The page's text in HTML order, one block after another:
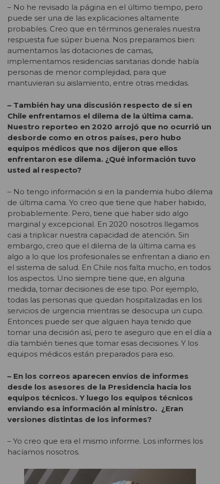
– No he revisado la página en el último tiempo, pero
puede ser una de las explicaciones altamente
probables. Creo que en términos generales nuestra
respuesta fue súper buena. Nos preparamos bien:
aumentamos las dotaciones de camas,
implementamos residencias sanitarias donde había
personas de menor complejidad, para que
mantuvieran su aislamiento, entre otras medidas.
– También hay una discusión respecto de si en
Chile enfrentamos el dilema de la última cama.
Nuestro reporteo en 2020 arrojó que no ocurrió un
desborde como en otros países, pero hubo
equipos médicos que nos dijeron que ellos
enfrentaron ese dilema. ¿Qué información tuvo
usted al respecto?
– No tengo información si en la pandemia hubo dilema
de última cama. Yo creo que tiene que haber habido,
probablemente. Pero, tiene que haber sido algo
marginal y excepcional. En 2020 nosotros llegamos
casi a triplicar nuestra capacidad de atención. Sin
embargo, creo que el dilema de la última cama es
algo a lo que los profesionales se enfrentan a diario en
el sistema de salud. En Chile nos falta mucho, en todos
los aspectos. Uno siempre tiene que, en alguna
medida, tomar decisiones de ese tipo. Por ejemplo,
todas las personas que quedan hospitalizadas en los
servicios de urgencia mientras se desocupa un cupo.
Entonces puede ser que alguien haya tenido que
tomar una decisión así, pero te aseguro que en el día a
día también tienes que tomar esas decisiones. Y los
equipos médicos están preparados para eso.
– En los correos aparecen envíos de informes
desde los asesores de la Presidencia hacia los
equipos técnicos. Y luego los equipos técnicos
enviando esa información al ministro. ¿Eran
versiones distintas de los informes?
– Yo creo que era el mismo informe. Los informes los
hacíamos nosotros.